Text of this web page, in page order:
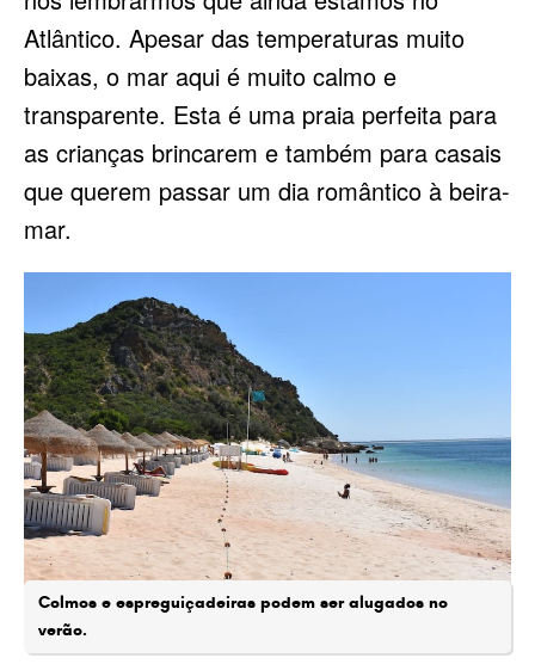
Atlântico. Apesar das temperaturas muito
baixas, o mar aqui é muito calmo e
transparente. Esta é uma praia perfeita para
as crianças brincarem e também para casais
que querem passar um dia romântico à beira-
mar.
Colmos e espreguiçadeiras podem ser alugados no
verão.